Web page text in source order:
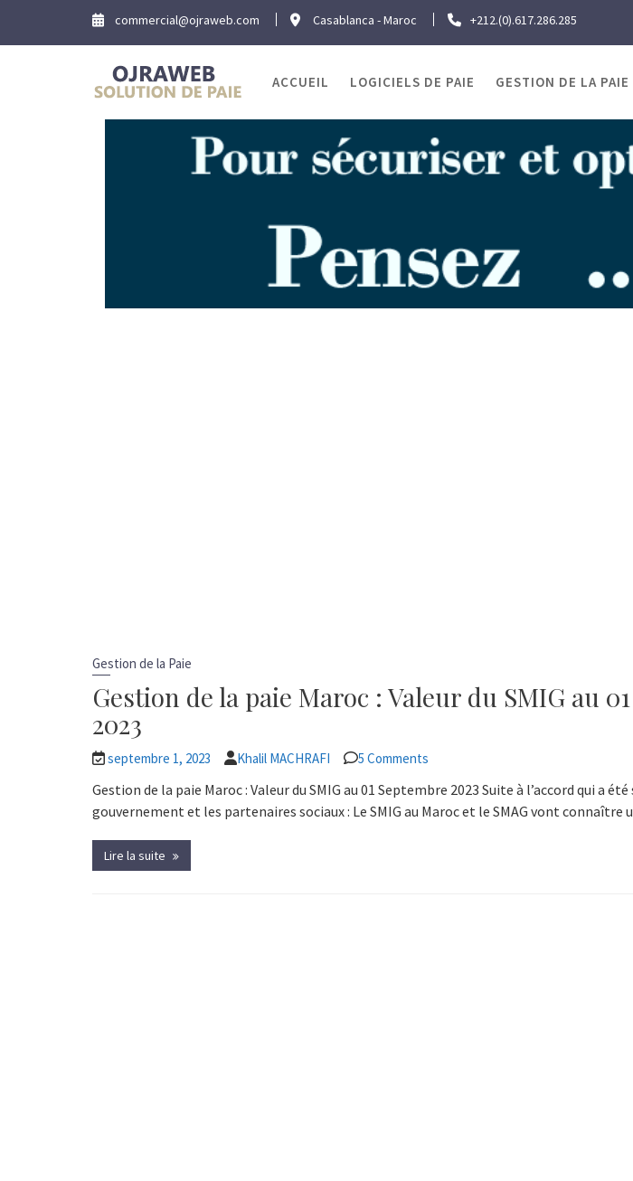
commercial@ojraweb.com Casablanca - Maroc +212.(0).617.286.285
ACCUEIL LOGICIELS DE PAIE GESTION DE LA PAIE
Étiquette :
Gestion de la Paie
Gestion de la paie Maroc : Valeur du SMIG au
2023
septembre 1, 2023 Khalil MACHRAFI 5 Comments
Gestion de la paie Maroc : Valeur du SMIG au 01 Septembre 2023 Suite à l’accord qui a
gouvernement et les partenaires sociaux : Le SMIG au Maroc et le SMAG vont connaître
Lire la suite